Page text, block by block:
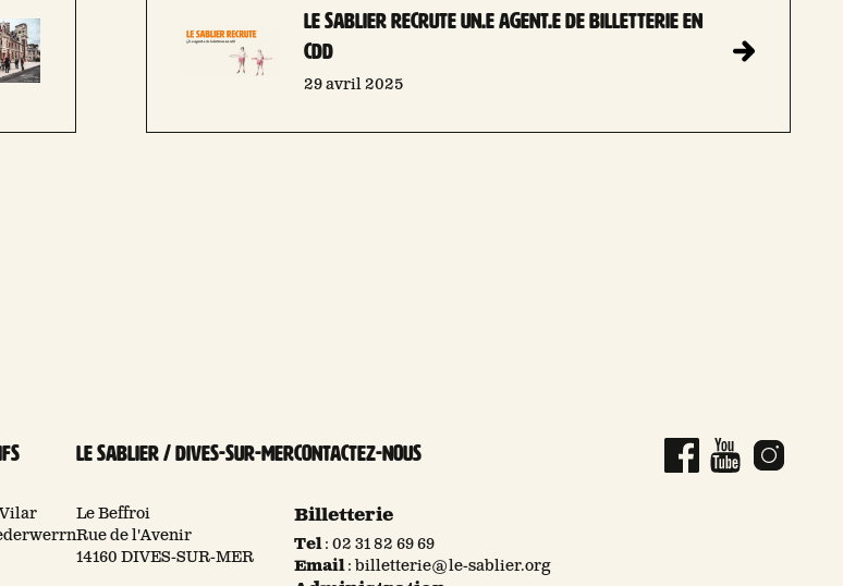
LE SABLIER RECRUTE UN.E AGENT.E DE BILLETTERIE EN
CDD
29 avril 2025
Le Sablier / Dives-sur-mer
Le Beffroi
Rue de l'Avenir
14160 DIVES-SUR-MER
Contactez-nous
Billetterie
Tel: 02 31 82 69 69
Email:billetterie@le-sablier.org